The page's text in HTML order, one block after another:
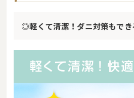
◎軽くて清潔！ダニ対策もで